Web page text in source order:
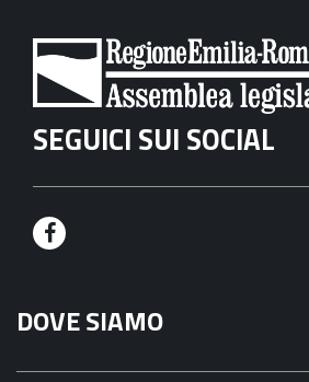
SEGUICI SUI SOCIAL
F
c
e
DOVE SIAMO